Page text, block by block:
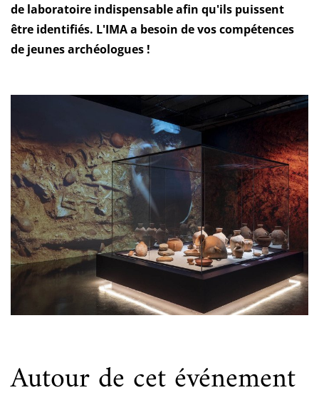
de laboratoire indispensable afin qu'ils puissent
être identifiés. L'IMA a besoin de vos compétences
de jeunes archéologues !
Autour de cet événement